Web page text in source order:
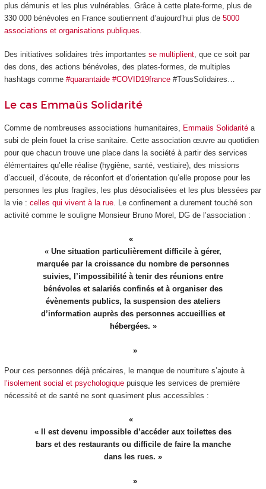
plus démunis et les plus vulnérables. Grâce à cette plate-forme, plus de
330 000 bénévoles en France soutiennent d’aujourd’hui plus de 5000
associations et organisations publiques
Des initiatives solidaires très importantes se multiplient, que ce soit par
des dons, des actions bénévoles, des plates-formes, de multiples
hashtags comme #quarantaide #COVID19france#TousSolidaires…
Le cas Emmaüs Solidarité
Comme de nombreuses associations humanitaires, Emmaüs Solidaritéa
subi de plein fouet la crise sanitaire. Cette association œuvre au quotidien
pour que chacun trouve une place dans la société à partir des services
élémentaires qu’elle réalise (hygiène, santé, vestiaire), des missions
d’accueil, d’écoute, de réconfort et d’orientation qu’elle propose pour les
personnes les plus fragiles, les plus désocialisées et les plus blessées par
la vie : celles qui vivent à la rue. Le confinement a durement touché son
activité comme le souligne Monsieur Bruno Morel, DG de l’association :
« Une situation particulièrement difficile à gérer,
marquée par la croissance du nombre de personnes
suivies, l’impossibilité à tenir des réunions entre
bénévoles et salariés confinés et à organiser des
évènements publics, la suspension des ateliers
d’information auprès des personnes accueillies et
hébergées. »
Pour ces personnes déjà précaires, le manque de nourriture s’ajoute à
l’isolement social et psychologiquepuisque les services de première
nécessité et de santé ne sont quasiment plus accessibles :
« Il est devenu impossible d’accéder aux toilettes des
bars et des restaurants ou difficile de faire la manche
dans les rues. »